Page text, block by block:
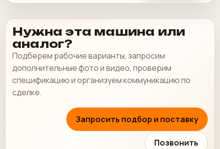
Нужна эта машина или
аналог?
Подберем рабочие варианты, запросим
дополнительные фото и видео, проверим
спецификацию и организуем коммуникацию по
сделке.
Запросить подбор и поставку
Позвонить